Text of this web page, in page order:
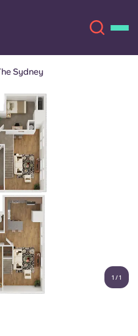
(GB)
ora
Español
Deutsch
French
Sydney
1 /1